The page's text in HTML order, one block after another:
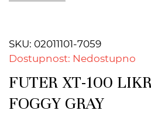
SKU: 02011101-7059
Dostupnost: Nedostupno
FUTER XT-100
FOGGY GRAY